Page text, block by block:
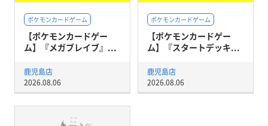
ポケモンカードゲーム
【ポケモンカードゲー
ム】『メガブレイブ』...
鹿児島店
2026.08.06
ポケモンカードゲーム
【ポケモンカードゲー
ム】『スタートデッキ...
鹿児島店
2026.08.06